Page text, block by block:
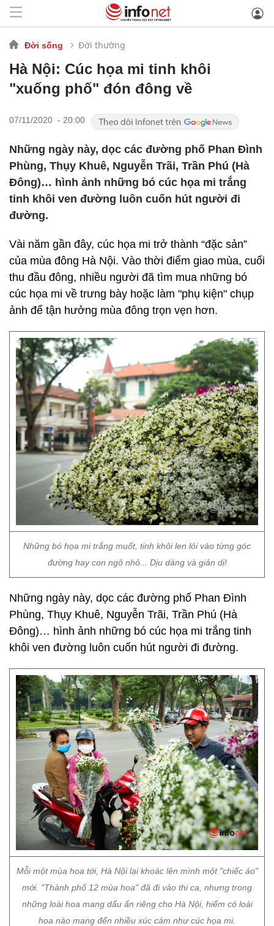
Đời sống Đời thường
Hà Nội: Cúc họa mi tinh khôi
"xuống phố" đón đông về
07/11/2020 - 20:00
Những ngày này, dọc các đường phố Phan Đình
Phùng, Thụy Khuê, Nguyễn Trãi, Trần Phú (Hà
Đông)… hình ảnh những bó cúc họa mi trắng
tinh khôi ven đường luôn cuốn hút người đi
đường.
Vài năm gần đây, cúc họa mi trở thành “đặc sản”
của mùa đông Hà Nội. Vào thời điểm giao mùa, cuối
thu đầu đông, nhiều người đã tìm mua những bó
cúc họa mi về trưng bày hoặc làm "phụ kiện" chụp
ảnh để tận hưởng mùa đông trọn vẹn hơn.
Những bó họa mi trắng muốt, tinh khôi len lỏi vào từng góc
đường hay con ngõ nhỏ... Dịu dàng và giản dị!
Những ngày này, dọc các đường phố Phan Đình
Phùng, Thụy Khuê, Nguyễn Trãi, Trần Phú (Hà
Đông)… hình ảnh những bó cúc họa mi trắng tinh
khôi ven đường luôn cuốn hút người đi đường.
Mỗi một mùa hoa tới, Hà Nội lại khoác lên mình một "chiếc áo"
mới. "Thành phố 12 mùa hoa" đã đi vào thi ca, nhưng trong
những loài hoa mang dấu ấn riêng cho Hà Nội, hiếm có loài
hoa nào mang đến nhiều xúc cảm như cúc họa mi.